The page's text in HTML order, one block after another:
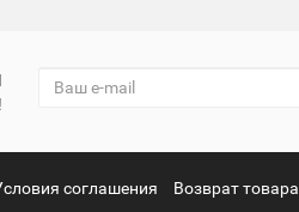
соглашения Возврат товара